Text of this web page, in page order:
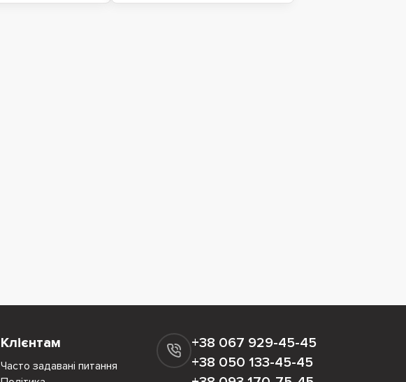
Клієнтам
Часто задавані питання
+38 067 929-45-45
+38 050 133-45-45